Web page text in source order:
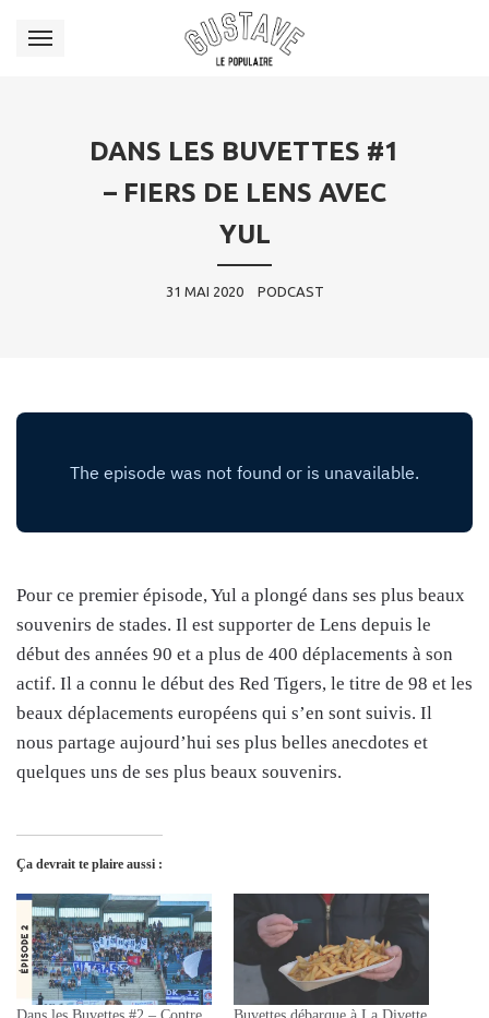
DANS LES BUVETTES #1
– FIERS DE LENS AVEC
YUL
31 MAI 2020 PODCAST
Pour ce premier épisode, Yul a plongé dans ses plus beaux
souvenirs de stades. Il est supporter de Lens depuis le
début des années 90 et a plus de 400 déplacements à son
actif. Il a connu le début des Red Tigers, le titre de 98 et les
beaux déplacements européens qui s’en sont suivis. Il
nous partage aujourd’hui ses plus belles anecdotes et
quelques uns de ses plus beaux souvenirs.
Ça devrait te plaire aussi :